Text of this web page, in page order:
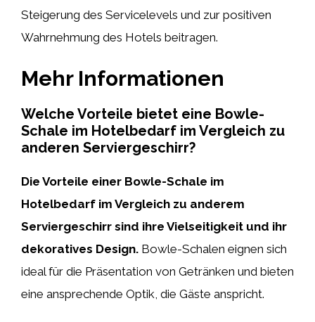
Steigerung des Servicelevels und zur positiven
Wahrnehmung des Hotels beitragen.
Mehr Informationen
Welche Vorteile bietet eine Bowle-
Schale im Hotelbedarf im Vergleich zu
anderen Serviergeschirr?
Die Vorteile einer Bowle-Schale im
Hotelbedarf im Vergleich zu anderem
Serviergeschirr sind ihre Vielseitigkeit und ihr
dekoratives Design. Bowle-Schalen eignen sich
ideal für die Präsentation von Getränken und bieten
eine ansprechende Optik, die Gäste anspricht.